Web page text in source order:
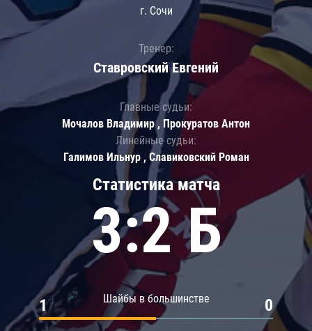
Статистика матча
3:2 Б
Шайбы в большинстве
1 0
г. Сочи
Тренер:
Ставровский Евгений
Главные судьи:
Мочалов Владимир , Прокуратов Антон
Линейные судьи:
Галимов Ильнур , Славиковский Роман